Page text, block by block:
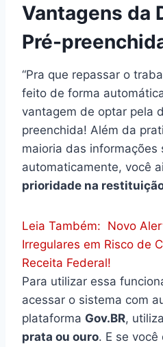
Vantagens da
Pré-
“Pra que repassar o
feito de forma
vantagem de optar pela
preenchida! Além da
maioria das informações
automaticamente, você
prioridade na
Leia Também: Novo
Irregulares em Risco de
Receita Federal!
Para utilizar essa
acessar o sistema com
plataforma Gov.BR,
prata ou ouro. E se